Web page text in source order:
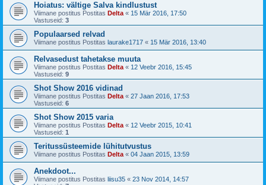
Hoiatus: vältige Salva kindlustust
Viimane postitus Postitas Delta « 15 Mär 2016, 17:50
Vastuseid: 3
Populaarsed relvad
Viimane postitus Postitas laurake1717 « 15 Mär 2016, 13:40
Relvasedust tahetakse muuta
Viimane postitus Postitas Delta « 12 Veebr 2016, 15:45
Vastuseid: 9
Shot Show 2016 vidinad
Viimane postitus Postitas Delta « 27 Jaan 2016, 17:53
Vastuseid: 6
Shot Show 2015 varia
Viimane postitus Postitas Delta « 12 Veebr 2015, 10:41
Vastuseid: 1
Teritussüsteemide lühitutvustus
Viimane postitus Postitas Delta « 04 Jaan 2015, 13:59
Anekdoot...
Viimane postitus Postitas liisu35 « 23 Nov 2014, 14:57